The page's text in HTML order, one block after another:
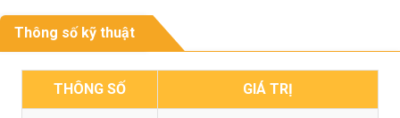
Thông số kỹ thuật
THÔNG SỐ GIÁ TRỊ